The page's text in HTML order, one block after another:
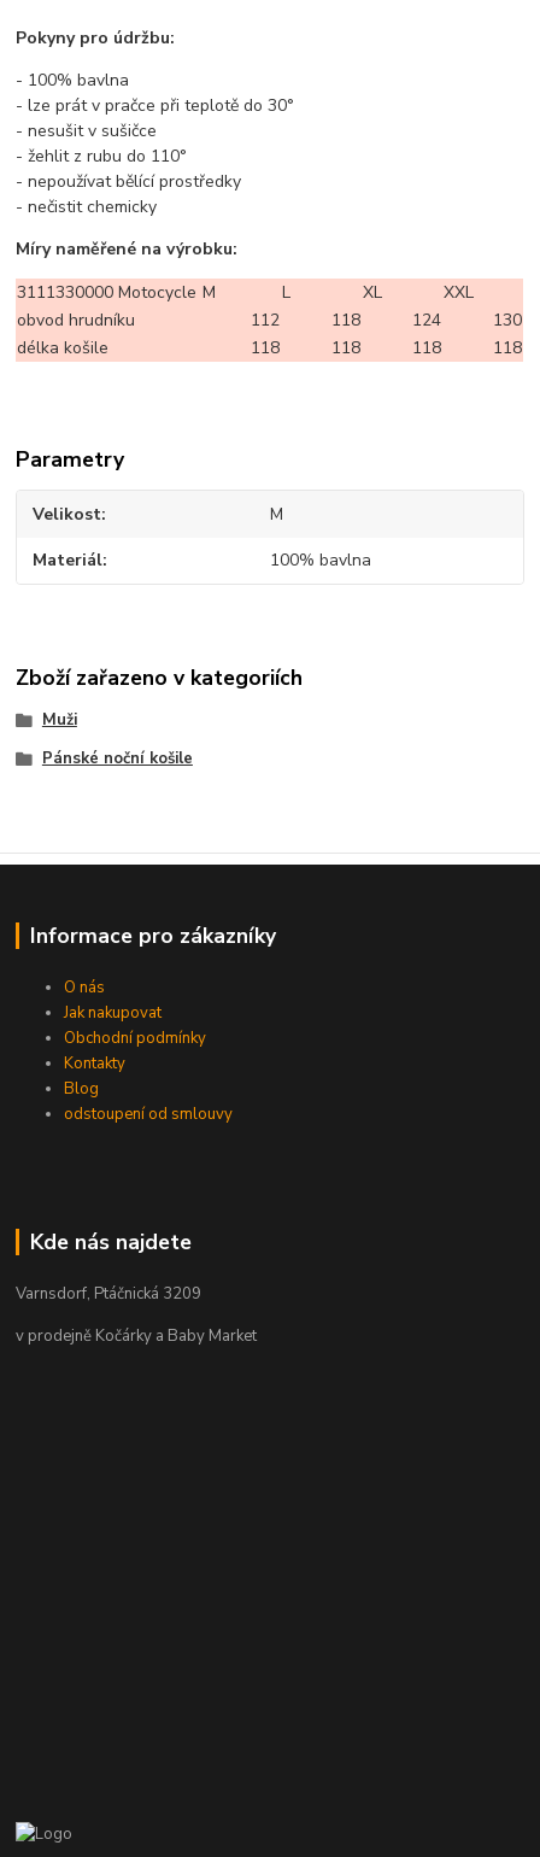
Pokyny pro údržbu:
- 100% bavlna
- lze prát v pračce při teplotě do 30°
- nesušit v sušičce
- žehlit z rubu do 110°
- nepoužívat bělící prostředky
- nečistit chemicky
Míry naměřené na výrobku:
3111330000 Motocycle M L XL
XXL
obvod hrudníku
112 118 124
130
délka košile
118 118 118 118
Parametry
Velikost M
Materiál 100% bavlna
Zboží zařazeno v kategoriích
Muži
Pánské noční košile
Informace pro zákazníky
O nás
Jak nakupovat
Obchodní podmínky
Kontakty
Blog
odstoupení od smlouvy
Kde nás najdete
Varnsdorf, Ptáčnická 3209
v prodejně Kočárky a Baby Market